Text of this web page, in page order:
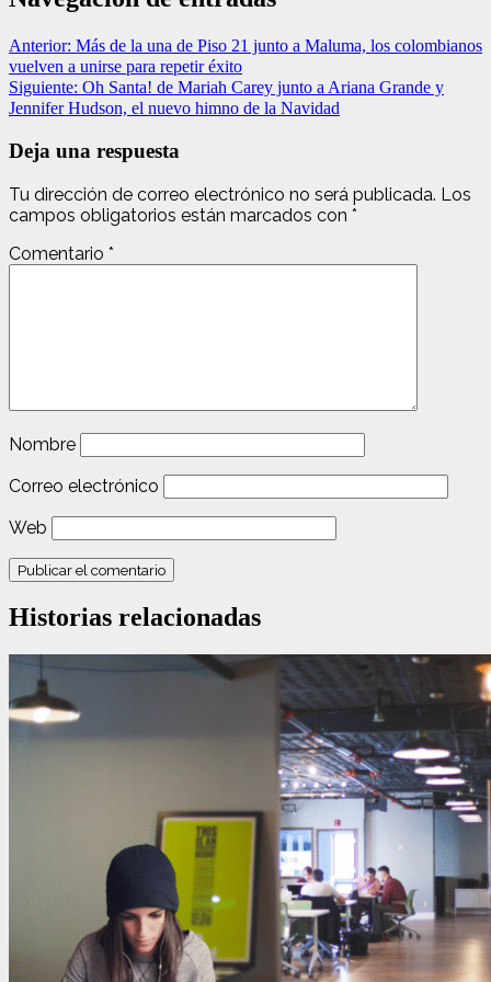
Anterior: Más de la una de Piso 21 junto a Maluma, los colombianos
vuelven a unirse para repetir éxito
Siguiente: Oh Santa! de Mariah Carey junto a Ariana Grande y
Jennifer Hudson, el nuevo himno de la Navidad
Deja una respuesta
Tu dirección de correo electrónico no será publicada. Los
campos obligatorios están marcados con *
Comentario *
Nombre
Correo electrónico
Web
Historias relacionadas